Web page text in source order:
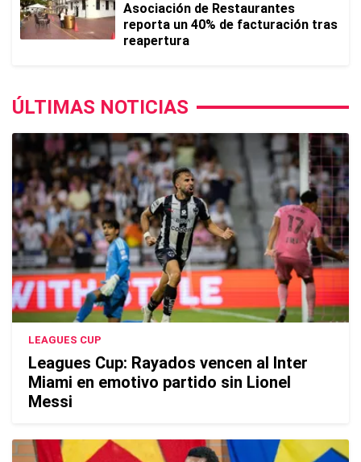
Asociación de Restaurantes
reporta un 40% de facturación tras
reapertura
ÚLTIMAS NOTICIAS
LEAGUES CUP
Leagues Cup: Rayados vencen al Inter
Miami en emotivo partido sin Lionel
Messi